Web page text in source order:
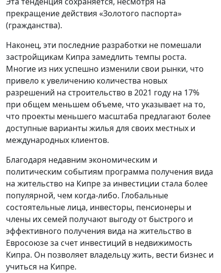
прекращение действия «Золотого паспорта»
(гражданства).
Наконец, эти последние разработки не помешали
застройщикам Кипра замедлить темпы роста.
Многие из них успешно изменили свои рынки, что
привело к увеличению количества новых
разрешений на строительство в 2021 году на 17%
при общем меньшем объеме, что указывает на то,
что проекты меньшего масштаба предлагают более
доступные варианты жилья для своих местных и
международных клиентов.
Благодаря недавним экономическим и
политическим событиям программа получения вида
на жительство на Кипре за инвестиции стала более
популярной, чем когда-либо. Глобальные
состоятельные лица, инвесторы, пенсионеры и
члены их семей получают выгоду от быстрого и
эффективного получения вида на жительство в
Евросоюзе за счет инвестиций в недвижимость
Кипра. Он позволяет владельцу жить, вести бизнес и
учиться на Кипре.